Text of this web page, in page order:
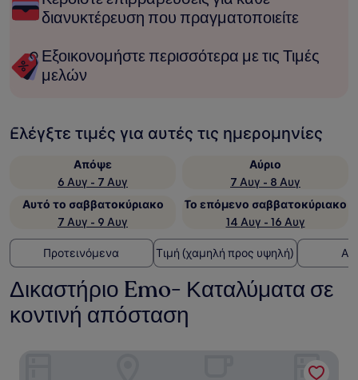
διανυκτέρευση που πραγματοποιείτε
Εξοικονομήστε περισσότερα με τις Τιμές
μελών
Ελέγξτε τιμές για αυτές τις ημερομηνίες
Απόψε
6 Αυγ - 7 Αυγ
Αύριο
7 Αυγ - 8 Αυγ
Αυτό το σαββατοκύριακο
7 Αυγ - 9 Αυγ
Το επόμενο σαββατοκύριακο
14 Αυγ - 16 Αυγ
Προτεινόμενα Τιμή (χαμηλή προς υψηλή)
Δικαστήριο Emo- Καταλύματα σε
κοντινή απόσταση